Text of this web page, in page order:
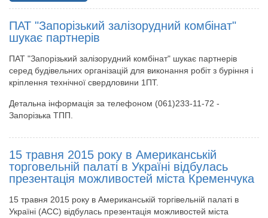
ПАТ "Запорізький залізорудний комбінат"
шукає партнерів
ПАТ "Запорізький залізорудний комбінат" шукає партнерів
серед будівельних організацій для виконання робіт з буріння і
кріплення технічної свердловини 1ПТ.
Детальна інформація за телефоном (061)233-11-72 -
Запорізька ТПП.
15 травня 2015 року в Американській
торговельній палаті в Україні відбулась
презентація можливостей міста Кременчука
15 травня 2015 року в Американській торгівельній палаті в
Україні (АСС) відбулась презентація можливостей міста